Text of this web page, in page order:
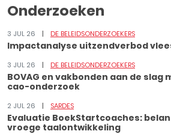
Onderzoeken
3 JUL 26 DE BELEIDSONDERZOEKERS
Impactanalyse uitzendverbod
3 JUL 26 DE BELEIDSONDERZOEKERS
BOVAG en vakbonden aan de
cao-onderzoek
2 JUL 26 SARDES
Evaluatie BoekStartcoaches:
vroege taalontwikkeling